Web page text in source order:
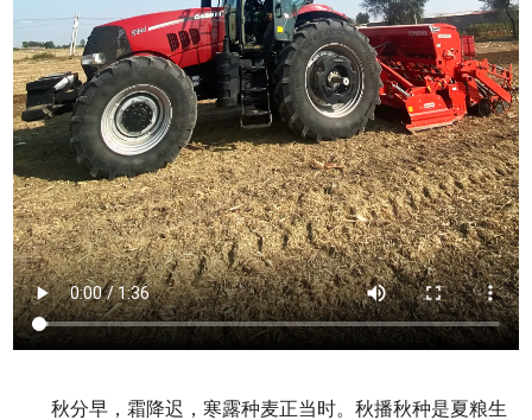
秋分早，霜降迟，寒露种麦正当时。秋播秋种是夏粮生